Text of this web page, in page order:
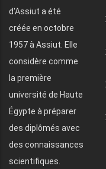
d'Assiut a été
créée en octobre
1957 à Assiut. Elle
considère comme
la première
université de Haute
Égypte à préparer
des diplômés avec
des connaissances
scientifiques.